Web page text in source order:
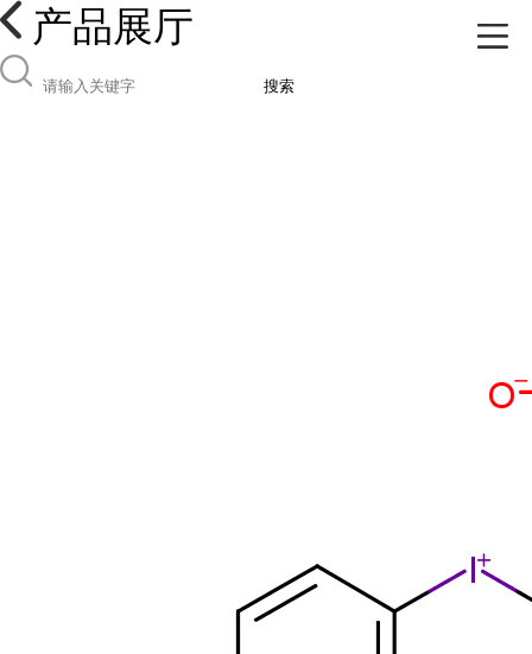
产品展厅
搜索